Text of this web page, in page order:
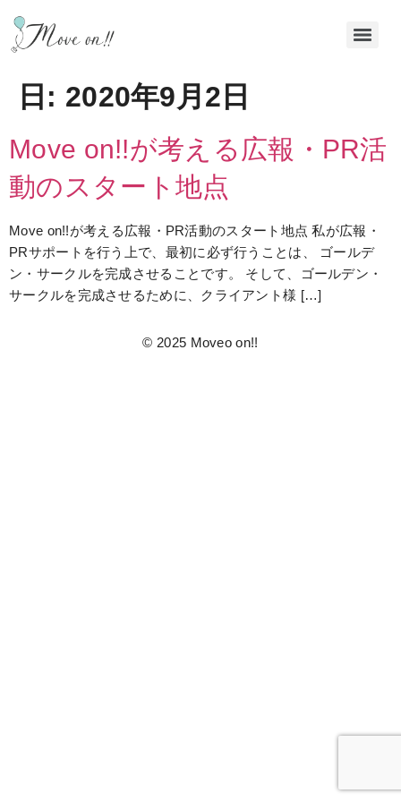
日: 2020年9月2日
Move on!!が考える広報・PR活
動のスタート地点
Move on!!が考える広報・PR活動のスタート地点 私が広報・
PRサポートを行う上で、最初に必ず行うことは、 ゴールデ
ン・サークルを完成させることです。 そして、ゴールデン・
サークルを完成させるために、クライアント様 […]
© 2025 Moveo on!!